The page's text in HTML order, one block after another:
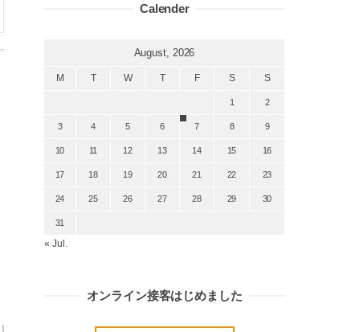
Calender
August, 2026
M T W T F S S
1 2
3 4 5 6 7 8 9
10 11 12 13 14 15 16
17 18 19 20 21 22 23
24 25 26 27 28 29 30
31
« Jul.
オンライン接客はじめました